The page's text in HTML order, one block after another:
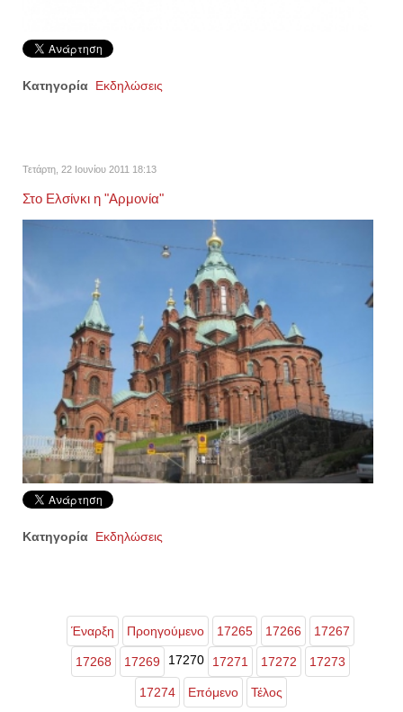
Κατηγορία Εκδηλώσεις
Τετάρτη, 22 Ιουνίου 2011 18:13
Στο Ελσίνκι η "Αρμονία"
Κατηγορία Εκδηλώσεις
Έναρξη Προηγούμενο 17265 17266 17267
17268 17269 17270 17271 17272 17273
17274 Επόμενο Τέλος